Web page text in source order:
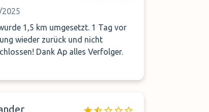
1,5 km umgesetzt. 1 Tag vor
wieder zurück und nicht
Dank Ap alles Verfolger.